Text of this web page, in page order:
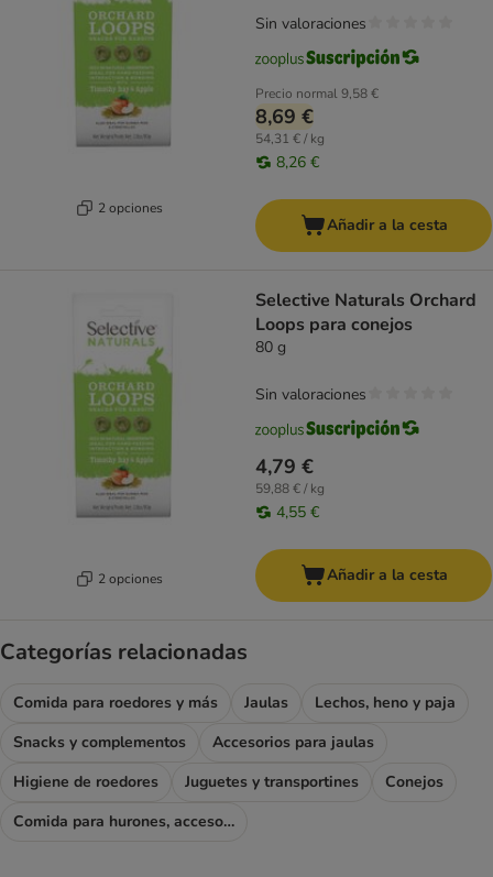
2 opciones
Precio normal9,58 €
8,69 €
54,31 € / kg
8,26 €
Sin valoraciones
Añadir a la cesta
2 opciones
Selective Naturals Orchard
Loops para conejos
80 g
4,79 €
59,88 € / kg
4,55 €
Sin valoraciones
Añadir a la cesta
Categorías relacionadas
Comida para roedores y más Jaulas
Lechos, heno y paja
Snacks y complementos
Accesorios para jaulas
Higiene de roedores
Juguetes y transportines
Conejos
Comida para hurones, accesorios para hurones